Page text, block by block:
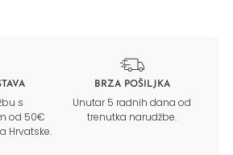
s
od 50€
Hrvatske.
BRZA POŠILJKA
Unutar 5 radnih dana od
trenutka narudžbe.